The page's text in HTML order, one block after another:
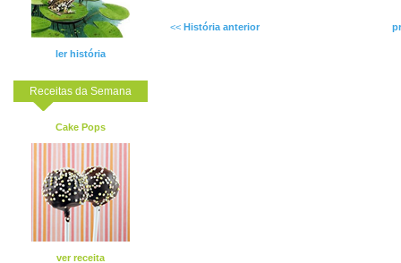
ler história
Receitas da Semana
Cake Pops
ver receita
<< História anterior